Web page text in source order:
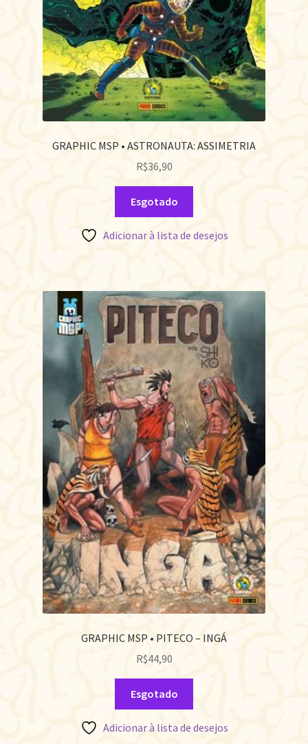
GRAPHIC MSP • ASTRONAUTA: ASSIMETRIA
R$36,90
Esgotado
Adicionar à lista de desejos
GRAPHIC MSP • PITECO – INGÁ
R$44,90
Esgotado
Adicionar à lista de desejos